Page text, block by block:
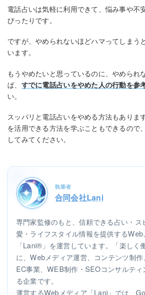
電話占いは気軽に利用できて、悩み事や不
ぴったりです。
ですが、やめられないほどハマってしまう
います。
もうやめたいと思っているのに、やめられ
ば、 すでに電話占いをやめた人の行動を参
い。
スッパリと電話占いをやめる方法もありま
を活用できる方法を学ぶこともできるので
してみてください。
執筆者
合同会社Lani
専門家監修のもと、信頼できる占い・ス
愛・ライフスタイル情報を提供するWeb
「Lani®」を運営しています。「楽しく
に、Webメディア運営、コンテンツ制作
EC事業、WEB制作・SEOコンサルティ
る企業です。
運営するWebメディア「Lani」では、